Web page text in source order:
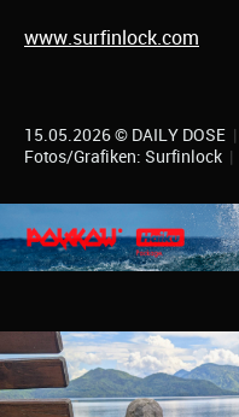
www.surfinlock.com
15.05.2026 © DAILY DOSE |
Fotos/Grafiken: Surfinlock |